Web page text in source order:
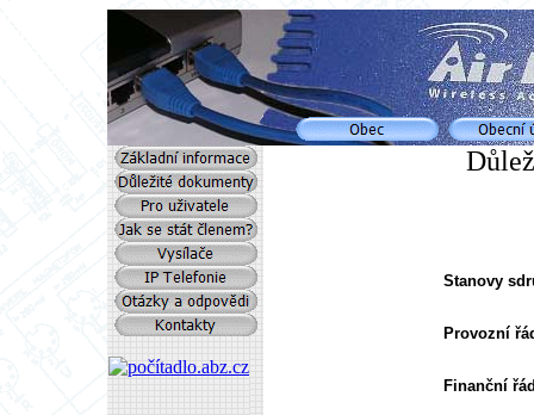
Stanovy sd
Provozní
Finanční